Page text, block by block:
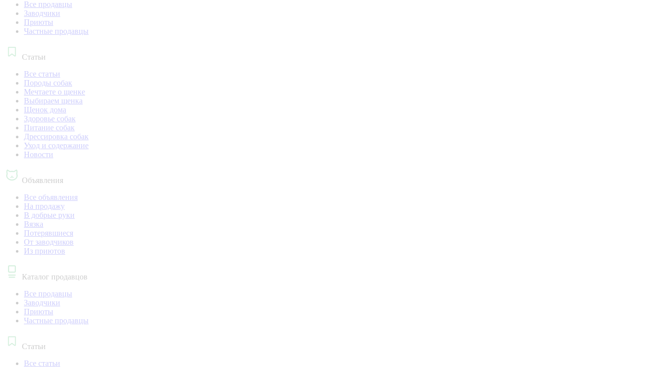
Все продавцы
Заводчики
Приюты
Частные продавцы
Статьи
Все статьи
Породы собак
Мечтаете о щенке
Выбираем щенка
Щенок дома
Здоровье собак
Питание собак
Дрессировка собак
Уход и содержание
Новости
Объявления
Все объявления
На продажу
В добрые руки
Вязка
Потерявшиеся
От заводчиков
Из приютов
Каталог продавцов
Все продавцы
Заводчики
Приюты
Частные продавцы
Статьи
Все статьи